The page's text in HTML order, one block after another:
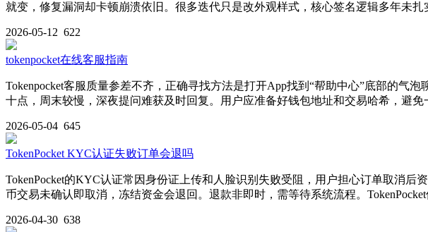
就变，修复漏洞却卡顿崩溃依旧。很多迭代只是改外观样式，核心签名逻辑多年未
2026-05-12 622
tokenpocket在线客服指南
Tokenpocket客服质量参差不齐，正确寻找方法是打开App找到“帮助中心”底部的气
十点，周末较慢，深夜提问难获及时回复。用户应准备好钱包地址和交易哈希，避免
2026-05-04 645
TokenPocket KYC认证失败订单会退吗
TokenPocket的KYC认证常因身份证上传和人脸识别失败受阻，用户担心订单取消
币交易未确认即取消，冻结资金会退回。退款非即时，需等待系统流程。
2026-04-30 638